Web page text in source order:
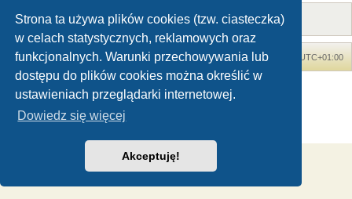
Strona ta używa plików cookies (tzw. ciasteczka)
w celach statystycznych, reklamowych oraz
funkcjonalnych. Warunki przechowywania lub
dostępu do plików cookies można określić w
ustawieniach przeglądarki internetowej.
Dowiedz się więcej
Akceptuję!
Forum Dinozaury.com Strona główna Strefa czasowa UTC+01:00
Technologię dostarczaphpBB® Forum Software © phpBB Limited
Polski pakiet językowy dostarcza